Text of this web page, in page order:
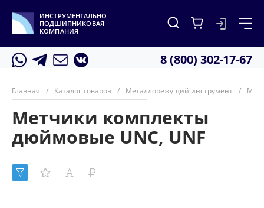
ИНСТРУМЕНТАЛЬНО
ПОДШИПНИКОВАЯ
КОМПАНИЯ
8 (800) 302-17-67
Главная / Каталог товаров / Металлорежущий инструмент /
Метчики комплекты
дюймовые UNC, UNF